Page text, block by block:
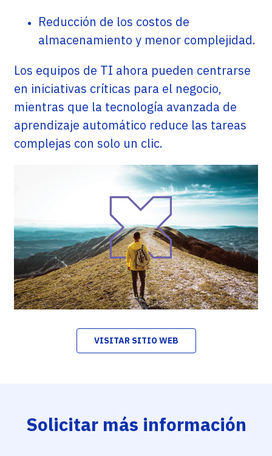
Reducción de los costos de
almacenamiento y menor complejidad.
Los equipos de TI ahora pueden centrarse
en iniciativas críticas para el negocio,
mientras que la tecnología avanzada de
aprendizaje automático reduce las tareas
complejas con solo un clic.
VISITAR SITIO WEB
Solicitar más información